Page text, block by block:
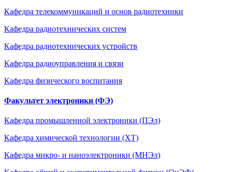
Кафедра телекоммуникаций и основ радиотехники
Кафедра радиотехнических систем
Кафедра радиотехническиx устройств
Кафедра радиоуправления и связи
Кафедра физического воспитания
Факультет электроники (ФЭ)
Кафедра промышленной электроники (ПЭл)
Кафедра химической технологии (ХТ)
Кафедра микро- и наноэлектроники (МНЭл)